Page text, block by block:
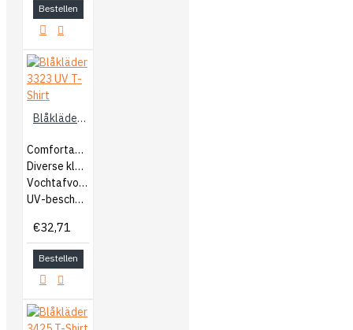
Bestellen
Blåkläder 3323 UV T-Shirt
Comfortabel materiaal
Diverse kleuren
Vochtafvoerend
UV-bescherming
€32,71
Bestellen